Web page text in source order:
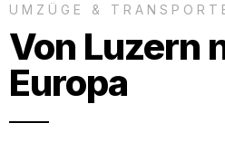
UMZÜGE &
Von Luzern
Europa